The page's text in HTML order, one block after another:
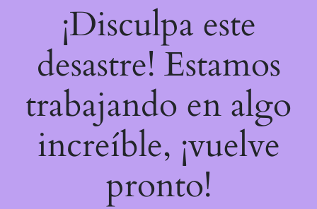
¡Disculpa este
desastre! Estamos
trabajando en algo
increíble, ¡vuelve
pronto!